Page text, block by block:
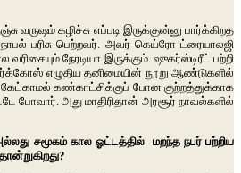
கழிச்சு எப்படி இருக்குன்னு பார்க்கிறத
பரிசு பெற்றவர். அவர் கெய்ரோ ட்ரையாலஜி
நேரடியா இருக்கும். ஷுகர்ஸ்டிரீட் பற்றி
எழுதிய தனிமையின் நூறு ஆண்டுகளில்
கண்காட்சிக்குப் போன குற்றத்துக்காக
போவார். அது மாதிரிதான் அரசூர் நாவல்களில்
சமூகம் கால ஓட்டத்தில் மறந்த நபர் பற்றிய